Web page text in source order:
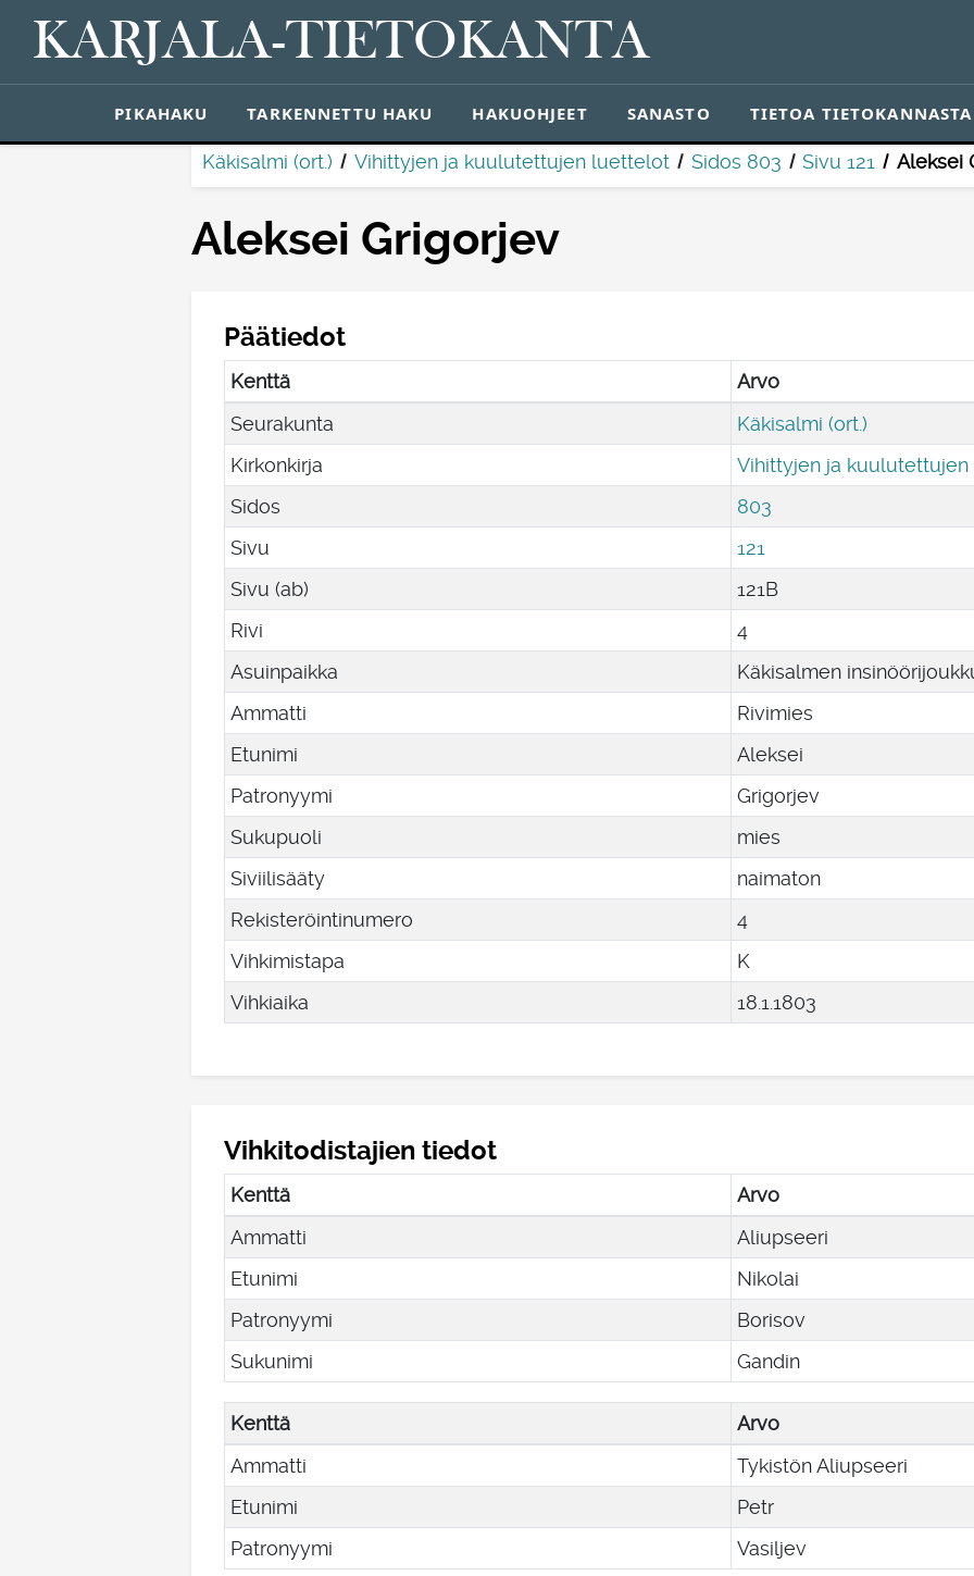
KARJALA-TIETOKANTA
PIKAHAKU TARKENNETTU HAKU HAKUOHJEET SANASTO TIETOA TIETOKANNASTA
Käkisalmi (ort.) Vihittyjen ja kuulutettujen luettelot Sidos 803 Sivu 121 Aleksei
Aleksei Grigorjev
Päätiedot
Kenttä
Arvo
Seurakunta
Käkisalmi (ort.)
Kirkonkirja
Vihittyjen ja
Sidos
803
Sivu
121
Sivu (ab)
121B
Rivi
4
Asuinpaikka
Käkisalmen
Ammatti
Rivimies
Etunimi
Aleksei
Patronyymi
Grigorjev
Sukupuoli
mies
Siviilisääty
naimaton
Rekisteröintinumero
4
Vihkimistapa
K
Vihkiaika
18.1 .1803
Vihkitodistajien tiedot
Kenttä
Arvo
Ammatti
Aliupseeri
Etunimi
Nikolai
Patronyymi
Borisov
Sukunimi
Gandin
Kenttä
Arvo
Ammatti
Tykistön Aliupseeri
Etunimi
Petr
Patronyymi
Vasiljev